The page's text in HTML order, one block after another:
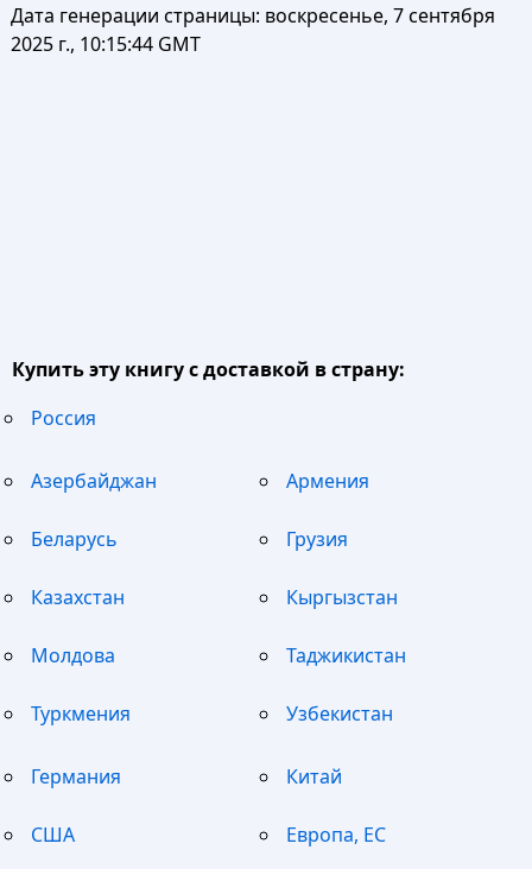
Дата генерации страницы: воскресенье, 7 сентября
2025 г., 10:15:44 GMT
Купить эту книгу с доставкой в страну:
Россия
Азербайджан Армения
Беларусь Грузия
Казахстан Кыргызстан
Молдова Таджикистан
Туркмения Узбекистан
Германия Китай
США Европа, ЕС